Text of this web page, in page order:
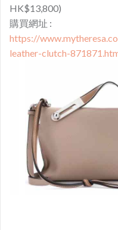
HK$13,800)
購買網址 :
https://
leather-clutch-